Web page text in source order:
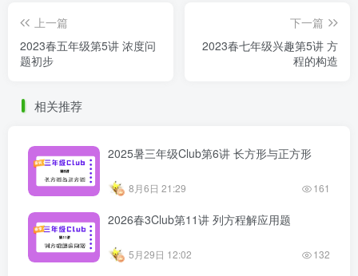
上一篇
2023春五年级第5讲 浓度问
题初步
下一篇
2023春七年级兴趣第5讲 方
程的构造
相关推荐
2025暑三年级Club第6讲 长方形与正方形
8月6日 21:29 161
2026春3Club第11讲 列方程解应用题
5月29日 12:02 132